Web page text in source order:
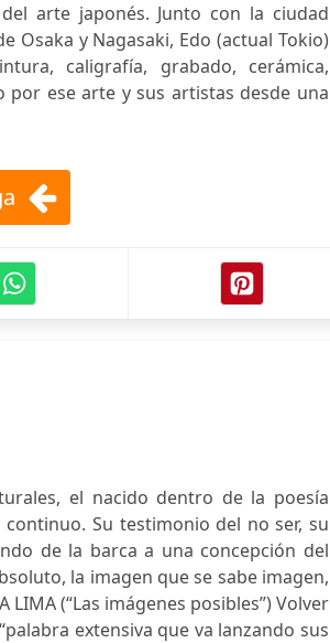
arte japonés. Junto con la ciudad
Osaka y Nagasaki, Edo (actual Tokio)
caligrafía, grabado, cerámica,
ese arte y sus artistas desde una
el nacido dentro de la poesía
Su testimonio del no ser, su
de la barca a una concepción del
la imagen que se sabe imagen,
LIMA (“Las imágenes posibles”) Volver
extensiva que va lanzando sus